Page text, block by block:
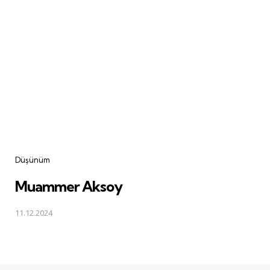
Düşünüm
Muammer Aksoy
11.12.2024